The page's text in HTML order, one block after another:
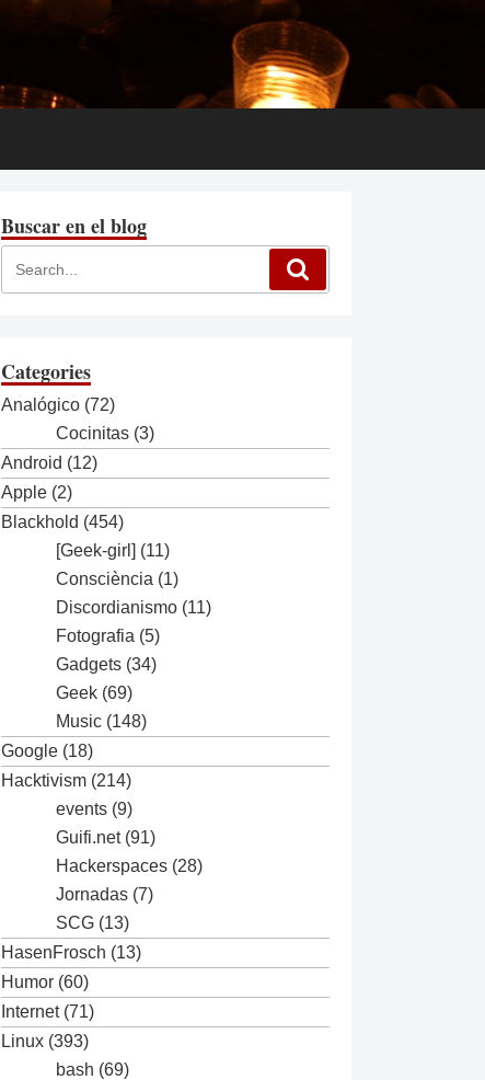
Buscar en el blog
Categories
Analógico (72)
Cocinitas (3)
Android (12)
Apple (2)
Blackhold (454)
[Geek-girl] (11)
Consciència (1)
Discordianismo (11)
Fotografia (5)
Gadgets (34)
Geek (69)
Music (148)
Google (18)
Hacktivism (214)
events (9)
Guifi.net(91)
Hackerspaces (28)
Jornadas (7)
SCG (13)
HasenFrosch (13)
Humor (60)
Internet(71)
Linux (393)
bash (69)